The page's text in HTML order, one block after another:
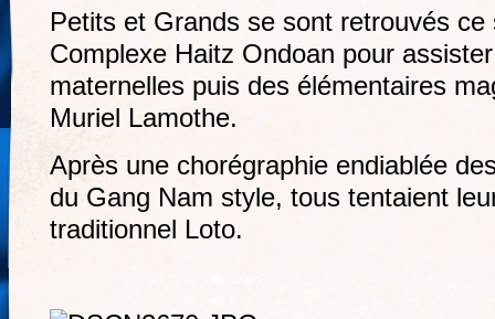
Petits et Grands se sont retrouvés ce
Complexe Haitz Ondoan pour
maternelles puis des élémentaires
Muriel Lamothe.
Après une chorégraphie endiablée
du Gang Nam style, tous tentaient
traditionnel Loto.